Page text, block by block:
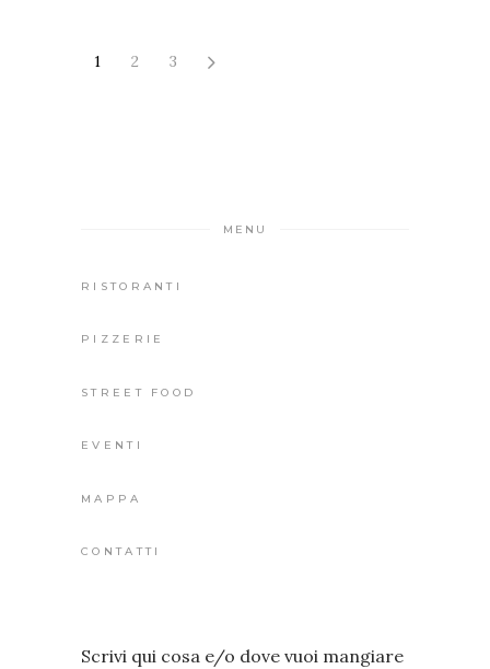
1 2 3
MENU
RISTORANTI
PIZZERIE
STREET FOOD
EVENTI
MAPPA
CONTATTI
Scrivi qui cosa e/o dove vuoi mangiare